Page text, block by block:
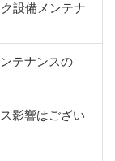
設備メンテナ
テナンスの
影響はござい